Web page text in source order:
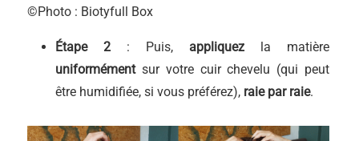
©Photo : Biotyfull Box
Étape 2 : Puis, appliquez la matière
uniformémentsur votre cuir chevelu (qui peut
être humidifiée, si vous préférez), raie par raie.